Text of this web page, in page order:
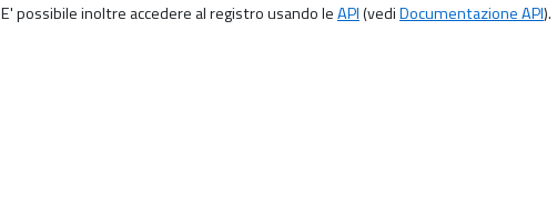
E' possibile inoltre accedere al registro usando leAPI(vediDocumentazione API).